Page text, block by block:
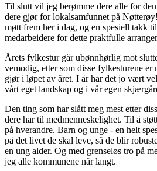
Til slutt vil jeg berømme dere alle for
dere gjør for lokalsamfunnet på
møtt frem her i dag, og en spesiell takk
medarbeidere for dette praktfulle
Årets fylkestur går ubønnhørlig mot
vemodig, etter som disse fylkesturene er
gjør i løpet av året. I år har det jo vært
vårt eget landskap og i vår egen
Den ting som har slått meg mest etter
dere har til medmenneskelighet. Til å
på hverandre. Barn og unge - en helt
på det livet de skal leve, så de blir
en ung alder. Og med grenseløs tro på
jeg alle kommunene når langt.